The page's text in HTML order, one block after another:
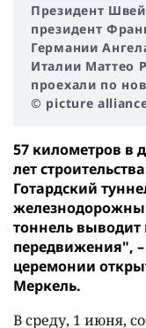
Президент
президент
Германии
Италии Маттео
проехали по
© picture
57 километров в
лет
Готардский
тоннель
передвижения",
церемонии
Меркель.
В среду, 1 июня,